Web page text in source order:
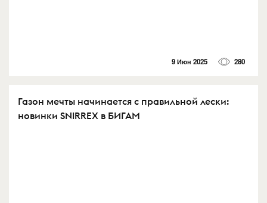
9 Июн 2025 280
Газон мечты начинается с правильной лески:
новинки SNIRREX в БИГАМ